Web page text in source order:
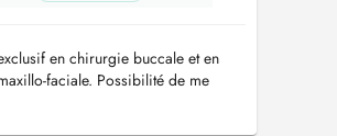
en chirurgie buccale et en
faciale. Possibilité de me
sein du cabinet de Chirurgie
Faciale du Dr Stéphanie Haas